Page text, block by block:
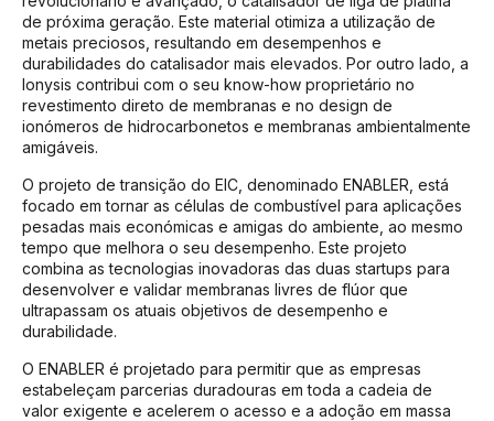
de próxima geração. Este material otimiza a utilização de
metais preciosos, resultando em desempenhos e
durabilidades do catalisador mais elevados. Por outro lado, a
Ionysis contribui com o seu know-how proprietário no
revestimento direto de membranas e no design de
ionómeros de hidrocarbonetos e membranas ambientalmente
amigáveis.
O projeto de transição do EIC, denominado ENABLER, está
focado em tornar as células de combustível para aplicações
pesadas mais económicas e amigas do ambiente, ao mesmo
tempo que melhora o seu desempenho. Este projeto
combina as tecnologias inovadoras das duas startups para
desenvolver e validar membranas livres de flúor que
ultrapassam os atuais objetivos de desempenho e
durabilidade.
O ENABLER é projetado para permitir que as empresas
estabeleçam parcerias duradouras em toda a cadeia de
valor exigente e acelerem o acesso e a adoção em massa